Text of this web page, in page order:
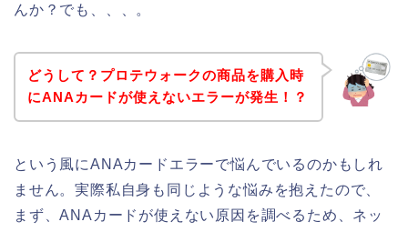
んか？でも、、、。
どうして？プロテウォークの商品を購入時
にANAカードが使えないエラーが発生！？
という風にANAカードエラーで悩んでいるのかもしれ
ません。実際私自身も同じような悩みを抱えたので、
まず、ANAカードが使えない原因を調べるため、ネッ